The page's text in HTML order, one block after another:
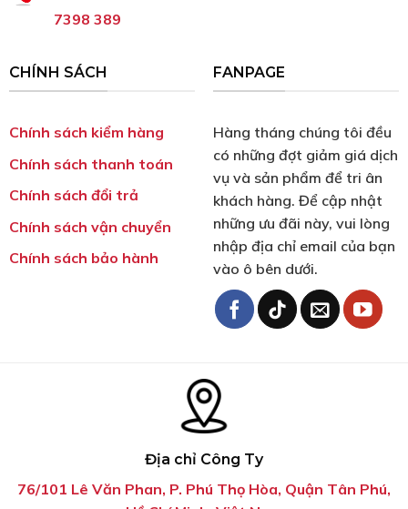
7398 389
CHÍNH SÁCH
Chính sách kiểm hàng
Chính sách thanh toán
Chính sách đổi trả
Chính sách vận chuyển
Chính sách bảo hành
FANPAGE
Hàng tháng chúng tôi đều
có những đợt giảm giá dịch
vụ và sản phẩm để tri ân
khách hàng. Để cập nhật
những ưu đãi này, vui lòng
nhập địa chỉ email của bạn
vào ô bên dưới.
Địa chỉ Công Ty
76/101 Lê Văn Phan, P. Phú Thọ Hòa, Quận Tân Phú,